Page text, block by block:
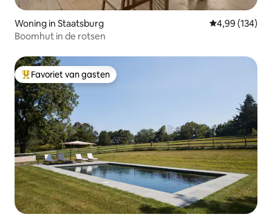
Woning in Staatsburg Gemiddelde
4,99 (134)
Boomhut in de rotsen
Topfavoriet van gasten
Favoriet van gasten